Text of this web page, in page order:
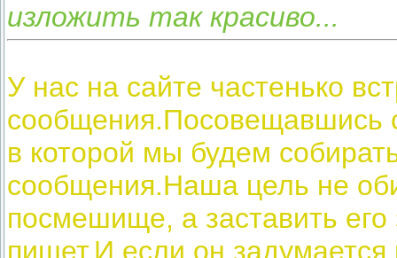
изложить так красиво...
У нас на сайте частенько
сообщения.Посовещавшись
в которой мы будем
сообщения.Наша цель не
посмешище, а заставить
пишет.И если он